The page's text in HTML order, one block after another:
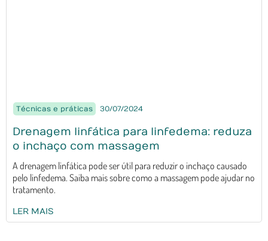
Técnicas e práticas 30/07/2024
Drenagem linfática para linfedema: reduza
o inchaço com massagem
A drenagem linfática pode ser útil para reduzir o inchaço causado
pelo linfedema. Saiba mais sobre como a massagem pode ajudar no
tratamento.
LER MAIS